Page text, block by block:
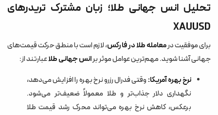
تحلیل انس جهانی طلا؛ زبان مشترک تریدرهای
XAUUSD
برای موفقیت درمعامله طلا در فارکس، لازم است با منطق حرکت قیمت‌های
جهانی آشنا شوید. مهم‌ترین عوامل موثر برانس جهانی طلاعبارتند از:
نرخ بهره آمریکا: وقتی فدرال رزرو نرخ بهره را افزایش می‌دهد،
نگهداری دلار جذاب‌تر و طلا معمولاً ضعیف‌تر می‌شود.
برعکس، کاهش نرخ بهره می‌تواند محرک رشد قیمت طلا